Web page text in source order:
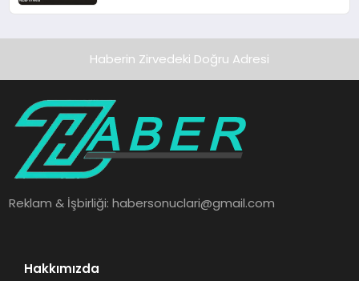
Haberin Zirvedeki Doğru Adresi
Reklam & İşbirliği:habersonuclari@gmail.com
Hakkımızda